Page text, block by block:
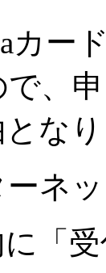
カー
、
とな
ネ
「